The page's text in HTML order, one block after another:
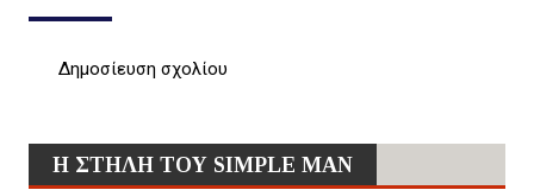
Δημοσίευση σχολίου
Η ΣΤΗΛΗ ΤΟΥ SIMPLE MAN